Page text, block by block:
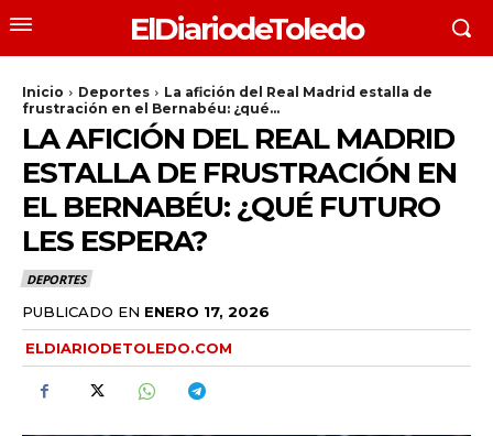
ElDiariodeToledo
Inicio Deportes
La afición del Real Madrid estalla de
frustración en el Bernabéu: ¿qué...
LA AFICIÓN DEL REAL MADRID
ESTALLA DE FRUSTRACIÓN EN
EL BERNABÉU: ¿QUÉ FUTURO
LES ESPERA?
DEPORTES
PUBLICADO EN ENERO 17, 2026
ELDIARIODETOLEDO.COM